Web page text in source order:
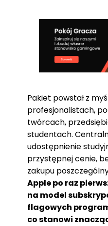
Pakiet powstał z
profesjonalistach,
twórcach,
studentach.
udostępnienie
przystępnej cenie,
zakupu
Apple po raz
na model
flagowych
co stanowi